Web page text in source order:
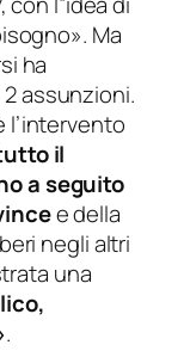
. Ma
ha
assunzioni.
l’intervento
il
a seguito
e della
negli altri
una
.